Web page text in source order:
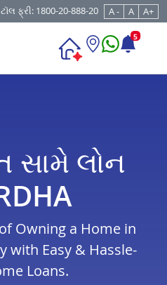
ટૉલ ફ્રી: 1800-20-888-20 A - A A+
5
સામે લોન
Owning a Home in
with Easy & Hassle-
Loans.